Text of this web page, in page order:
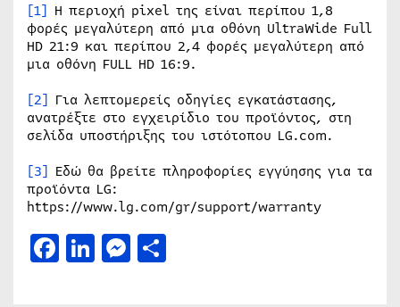
[1] Η περιοχή pixel της είναι περίπου 1,8
φορές μεγαλύτερη από μια οθόνη UltraWide Full
HD 21:9 και περίπου 2,4 φορές μεγαλύτερη από
μια οθόνη FULL HD 16:9.
[2] Για λεπτομερείς οδηγίες εγκατάστασης,
ανατρέξτε στο εγχειρίδιο του προϊόντος, στη
σελίδα υποστήριξης του ιστότοπου LG.com.
[3] Εδώ θα βρείτε πληροφορίες εγγύησης για τα
προϊόντα LG:
https://www.lg.com/gr/support/warranty
Facebook
LinkedIn
Messenger